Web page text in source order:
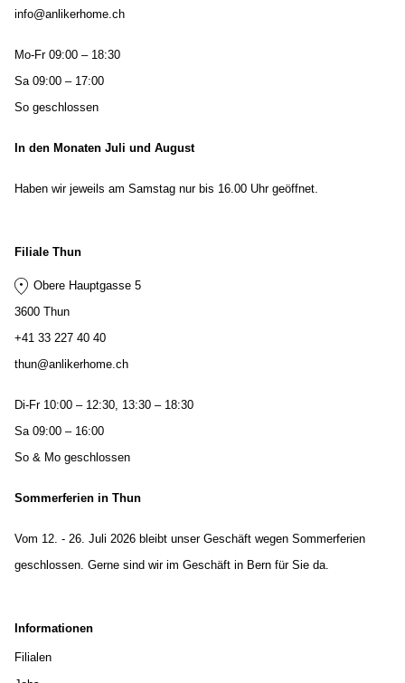
Informationen
Filialen
info@anlikerhome.ch
Mo-Fr 09:00 – 18:30
Sa 09:00 – 17:00
So geschlossen
In den Monaten Juli und August
Haben wir jeweils am Samstag nur bis 16.00 Uhr geöffnet.
Filiale Thun
Obere Hauptgasse 5
3600 Thun
+41 33 227 40 40
thun@anlikerhome.ch
Di-Fr 10:00 – 12:30, 13:30 – 18:30
Sa 09:00 – 16:00
So & Mo geschlossen
Sommerferien in Thun
Vom 12. - 26. Juli 2026 bleibt unser Geschäft wegen Sommerferien
geschlossen. Gerne sind wir im Geschäft in Bern für Sie da.